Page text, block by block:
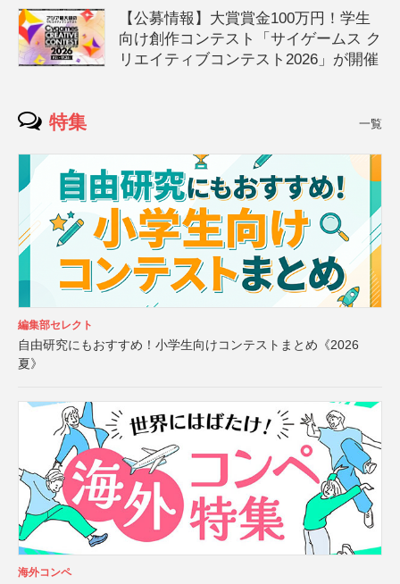
【公募情報】大賞賞金100万円！学生
向け創作コンテスト「サイゲームス ク
リエイティブコンテスト2026」が開催
特集 一覧
編集部セレクト
自由研究にもおすすめ！小学生向けコンテストまとめ《2026
夏》
海外コンペ